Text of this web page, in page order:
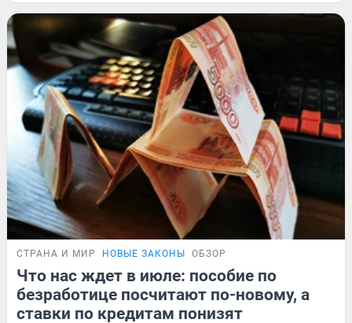
СТРАНА И МИР НОВЫЕ ЗАКОНЫ ОБЗОР
Что нас ждет в июле: пособие по
безработице посчитают по-новому, а
ставки по кредитам понизят